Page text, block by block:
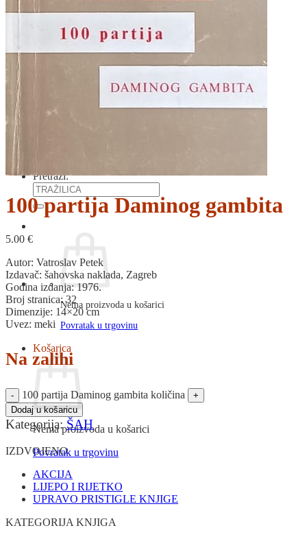
DO ZEMLJOVIDA
RJEČNICI, GRAMATIKE, PRAVOPISI…
ŠAH
SPORT
TEORIJA I POVIJEST KNJIŽEVNOSTI
VEDUTE
ZAGREB
Pretraži:
Nema proizvoda u košarici
Povratak u trgovinu
Košarica
Nema proizvoda u košarici
Povratak u trgovinu
100 partija Daminog gambita
5.00 €
Autor: Vatroslav Petek
Izdavač: šahovska naklada, Zagreb
Godina izdanja: 1976.
Broj stranica: 32
Dimenzije: 14×20 cm
Uvez: meki
Na zalihi
100 partija Daminog gambita količina
Dodaj u košaricu
Kategorija:ŠAH
IZDVOJENO
AKCIJA
LIJEPO I RIJETKO
UPRAVO PRISTIGLE KNJIGE
KATEGORIJA KNJIGA